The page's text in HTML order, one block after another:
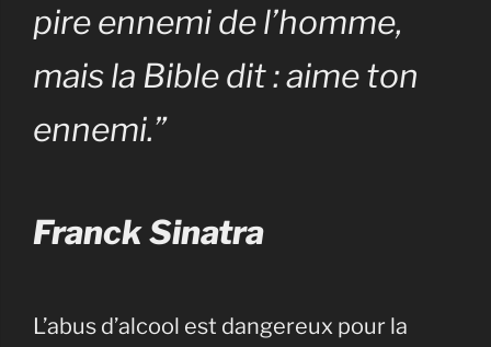
pire ennemi de l’homme,
mais la Bible dit : aime ton
ennemi.”
Franck Sinatra
L’abus d’alcool est dangereux pour la